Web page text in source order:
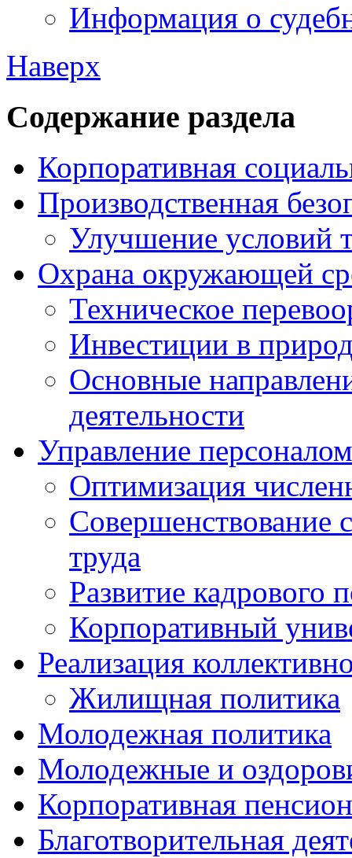
Информация о
Наверх
Содержание раздела
Корпоративная
Производственная
Улучшение условий
Охрана окружающей
Техническое
Инвестиции в
Основные
деятельности
Управление персоналом
Оптимизация
Совершенствование
труда
Развитие кадрового
Корпоративный
Реализация
Жилищная политика
Молодежная политика
Молодежные и
Корпоративная
Благотворительная